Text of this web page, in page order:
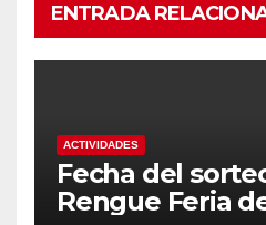
ENTRADA
ACTIVIDADES
Fecha del
Rengue Feria